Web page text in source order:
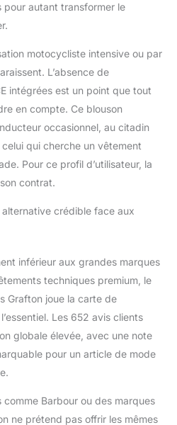
pour autant transformer le
motocycliste intensive ou par
L’absence de
intégrées est un point que tout
en compte. Ce blouson
occasionnel, au citadin
qui cherche un vêtement
Pour ce profil d’utilisateur, la
contrat.
crédible face aux
inférieur aux grandes marques
techniques premium, le
Grafton joue la carte de
Les 652 avis clients
globale élevée, avec une note
pour un article de mode
Barbour ou des marques
ne prétend pas offrir les mêmes